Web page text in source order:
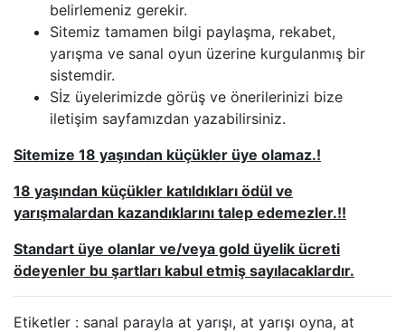
belirlemeniz gerekir.
Sitemiz tamamen bilgi paylaşma, rekabet,
yarışma ve sanal oyun üzerine kurgulanmış bir
sistemdir.
Sİz üyelerimizde görüş ve önerilerinizi bize
iletişim sayfamızdan yazabilirsiniz.
Sitemize 18 yaşından küçükler üye olamaz.!
18 yaşından küçükler katıldıkları ödül ve
yarışmalardan kazandıklarını talep edemezler.!!
Standart üye olanlar ve/veya gold üyelik ücreti
ödeyenler bu şartları kabul etmiş sayılacaklardır.
Etiketler : sanal parayla at yarışı, at yarışı oyna, at